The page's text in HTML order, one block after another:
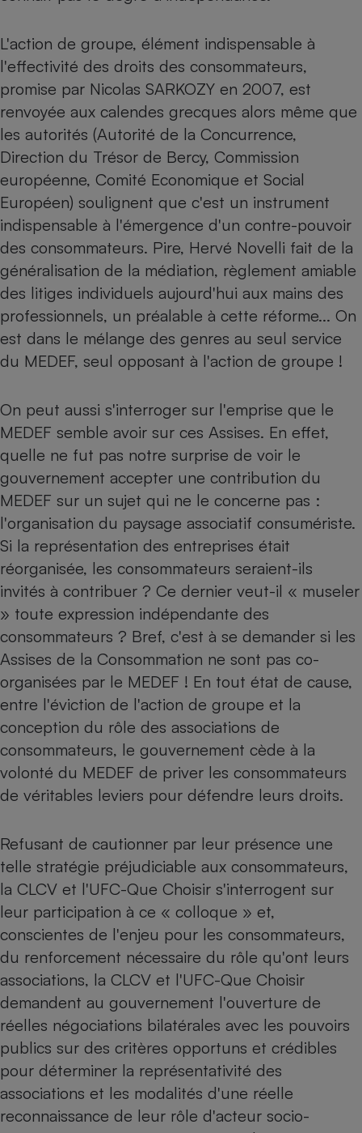
L'action de groupe, élément indispensable à
l'effectivité des droits des consommateurs,
promise par Nicolas SARKOZY en 2007, est
renvoyée aux calendes grecques alors même que
les autorités (Autorité de la Concurrence,
Direction du Trésor de Bercy, Commission
européenne, Comité Economique et Social
Européen) soulignent que c'est un instrument
indispensable à l'émergence d'un contre-pouvoir
des consommateurs. Pire, Hervé Novelli fait de la
généralisation de la médiation, règlement amiable
des litiges individuels aujourd'hui aux mains des
professionnels, un préalable à cette réforme... On
est dans le mélange des genres au seul service
du MEDEF, seul opposant à l'action de groupe !
On peut aussi s'interroger sur l'emprise que le
MEDEF semble avoir sur ces Assises. En effet,
quelle ne fut pas notre surprise de voir le
gouvernement accepter une contribution du
MEDEF sur un sujet qui ne le concerne pas :
l'organisation du paysage associatif consumériste.
Si la représentation des entreprises était
réorganisée, les consommateurs seraient-ils
invités à contribuer ? Ce dernier veut-il « museler
» toute expression indépendante des
consommateurs ? Bref, c'est à se demander si les
Assises de la Consommation ne sont pas co-
organisées par le MEDEF ! En tout état de cause,
entre l'éviction de l'action de groupe et la
conception du rôle des associations de
consommateurs, le gouvernement cède à la
volonté du MEDEF de priver les consommateurs
de véritables leviers pour défendre leurs droits.
Refusant de cautionner par leur présence une
telle stratégie préjudiciable aux consommateurs,
la CLCV et l'UFC-Que Choisir s'interrogent sur
leur participation à ce « colloque » et,
conscientes de l'enjeu pour les consommateurs,
du renforcement nécessaire du rôle qu'ont leurs
associations, la CLCV et l'UFC-Que Choisir
demandent au gouvernement l'ouverture de
réelles négociations bilatérales avec les pouvoirs
publics sur des critères opportuns et crédibles
pour déterminer la représentativité des
associations et les modalités d'une réelle
reconnaissance de leur rôle d'acteur socio-
Plaque de cuisson à
induction
Climatiseur -
Ventilateur
Cafetière à expressos
Robot ménager
Téléphone mobile -
Smartphone
Antivirus
Climatiseur -
Ventilateur